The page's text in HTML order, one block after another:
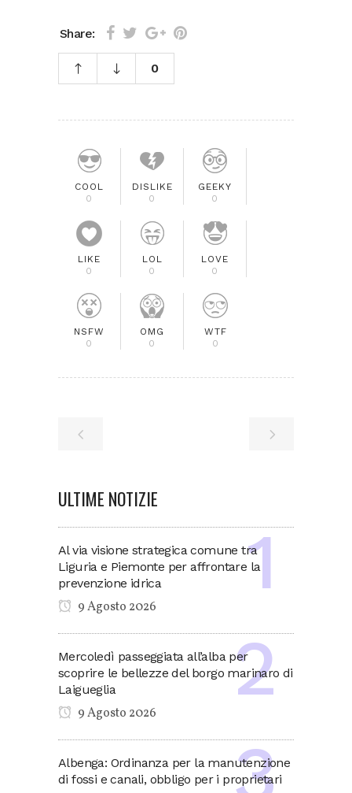
Share:
0
COOL
0
DISLIKE
0
GEEKY
0
LIKE
0
LOL
0
LOVE
0
NSFW
0
OMG
0
WTF
0
ULTIME NOTIZIE
Al via visione strategica comune tra
Liguria e Piemonte per affrontare la
prevenzione idrica
9 Agosto 2026
Mercoledì passeggiata all’alba per
scoprire le bellezze del borgo marinaro di
Laigueglia
9 Agosto 2026
Albenga: Ordinanza per la manutenzione
di fossi e canali, obbligo per i proprietari